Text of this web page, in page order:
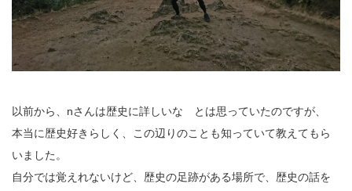
以前から、nさんは歴史に詳しいな とは思っていたのですが、
本当に歴史好きらしく、この辺りのことも知っていて教えてもら
いました。
自分では覚えれないけど、歴史の足跡がある場所で、歴史の話を